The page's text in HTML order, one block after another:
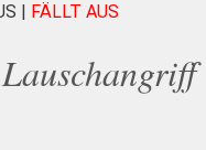
| FÄLLT AUS